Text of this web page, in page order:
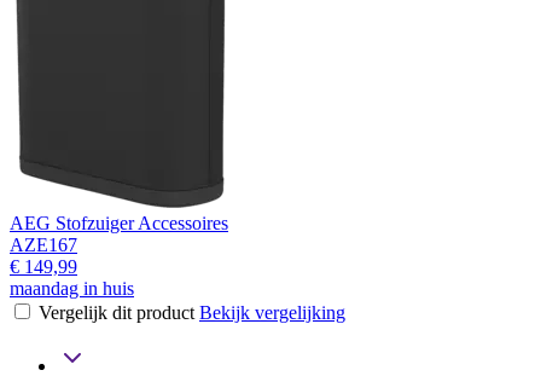
AEG Stofzuiger Accessoires
AZE167
€ 149,99
maandag in huis
Vergelijk dit product Bekijk vergelijking